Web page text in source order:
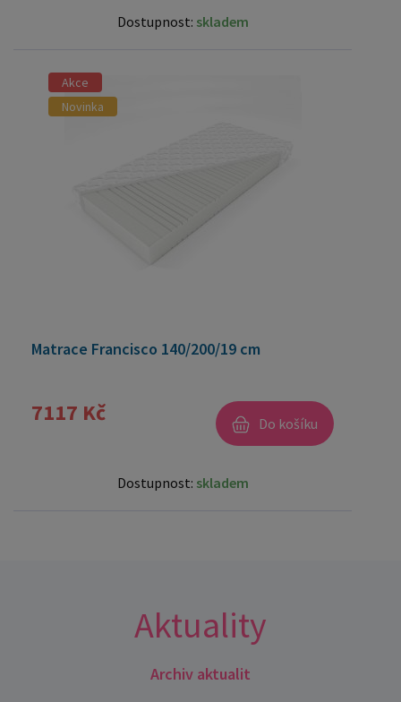
Dostupnost: skladem
Akce
Novinka
Matrace Francisco 140/200/19 cm
7117 Kč Do košíku
Dostupnost: skladem
Aktuality
Archiv aktualit